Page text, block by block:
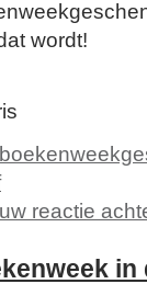
wordt!
reactie